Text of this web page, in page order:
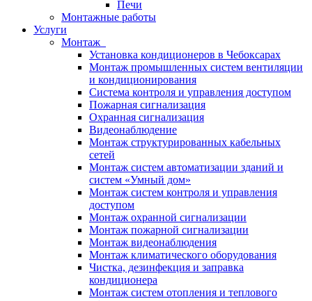
Печи
Монтажные работы
Услуги
Монтаж
Установка кондиционеров в Чебоксарах
Монтаж промышленных систем вентиляции
и кондиционирования
Система контроля и управления доступом
Пожарная сигнализация
Охранная сигнализация
Видеонаблюдение
Монтаж структурированных кабельных
сетей
Монтаж систем автоматизации зданий и
систем «Умный дом»
Монтаж систем контроля и управления
доступом
Монтаж охранной сигнализации
Монтаж пожарной сигнализации
Монтаж видеонаблюдения
Монтаж климатического оборудования
Чистка, дезинфекция и заправка
кондиционера
Монтаж систем отопления и теплового